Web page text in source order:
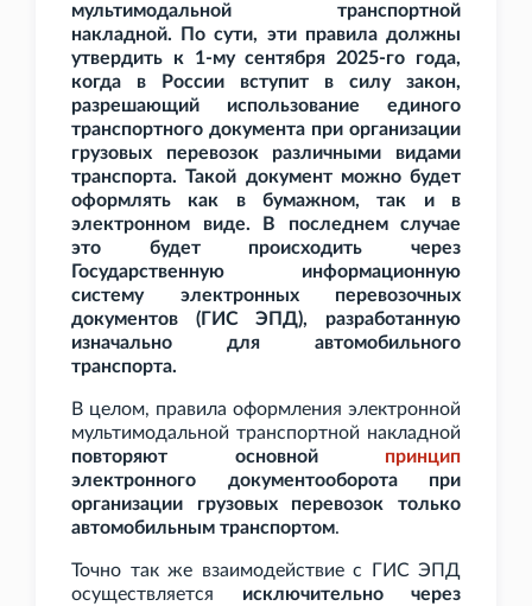
мультимодальной транспортной
накладной. По сути, эти правила должны
утвердить к 1-му сентября 2025-го года,
когда в России вступит в силу закон,
разрешающий использование единого
транспортного документа при организации
грузовых перевозок различными видами
транспорта. Такой документ можно будет
оформлять как в бумажном, так и в
электронном виде. В последнем случае
это будет происходить через
Государственную информационную
систему электронных перевозочных
документов (ГИС
ЭПД), разработанную
изначально для автомобильного
транспорта.
В целом, правила оформления электронной
мультимодальной транспортной накладной
повторяют основной принцип
электронного документооборота при
организации грузовых перевозок только
автомобильным транспортом.
Точно так же взаимодействие с ГИС ЭПД
осуществляется исключительно через